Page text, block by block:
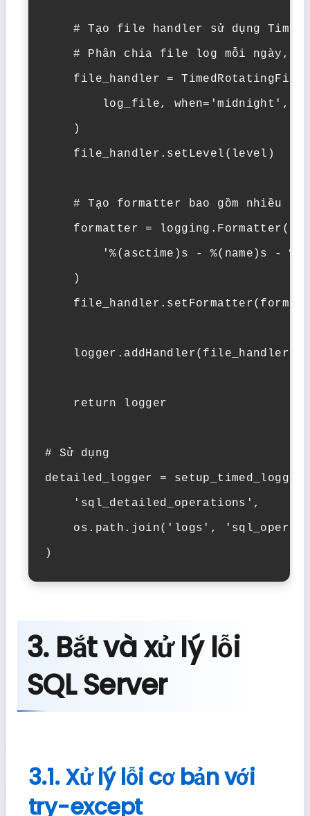
# Tạo file handler sử dụng
# Phân chia file log mỗi ngày,
file_handler =
log_file, when='midnight',
    )
    file_handler.setLevel(level)
# Tạo formatter bao gồm nhiều
    formatter = logging.Formatter(
'%(asctime)s - %(name)s -
    )
    logger.addHandler(file_handler)
    return logger
# Sử dụng
detailed_logger =
    'sql_detailed_operations',
os.path.join('logs',
)
3. Bắt và xử lý lỗi
SQL Server
3.1. Xử lý lỗi cơ bản với
try-except